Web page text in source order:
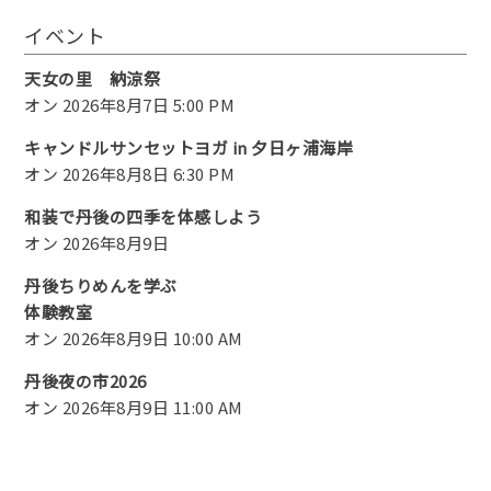
イベント
天女の里 納涼祭
オン 2026年8月7日 5:00 PM
キャンドルサンセットヨガ in 夕日ヶ浦海岸
オン 2026年8月8日 6:30 PM
和装で丹後の四季を体感しよう
オン 2026年8月9日
丹後ちりめんを学ぶ
体験教室
オン 2026年8月9日 10:00 AM
丹後夜の市2026
オン 2026年8月9日 11:00 AM